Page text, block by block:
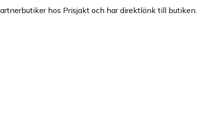
hos Prisjakt och har direktlänk till butiken.